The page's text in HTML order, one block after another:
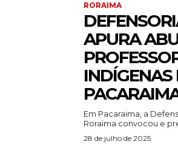
RORAIMA
APURA
INDÍGENAS
Em Pacaraima, a
Roraima convocou e
28 de julho de 2025